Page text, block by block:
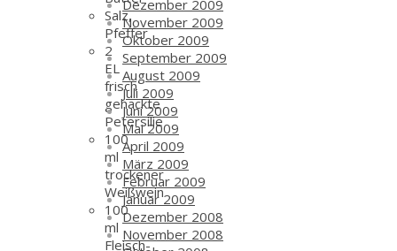
Salz,
Pfeffer
2
EL
frisch
gehackte
Petersilie
100
ml
trockener
Weißwein
100
ml
Fleisch-
Dezember 2009
November 2009
Oktober 2009
September 2009
August 2009
Juli 2009
Juni 2009
Mai 2009
April 2009
März 2009
Februar 2009
Januar 2009
Dezember 2008
November 2008